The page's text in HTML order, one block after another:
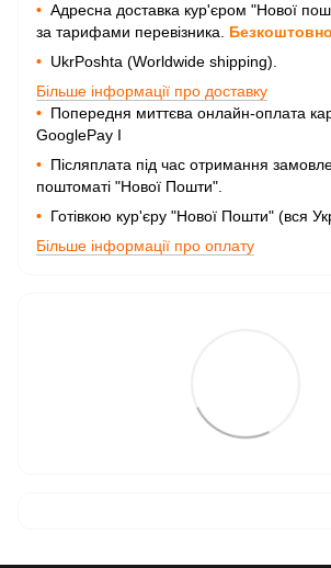
• Адресна доставка кур'єром "Нової
за тарифами перевізника.
• UkrPoshta (Worldwide shipping).
Більше інформації про доставку
• Попередня миттєва онлайн-оплата
GooglePay I
• Післяплата під час отримання
поштоматі "Нової Пошти".
• Готівкою кур'єру "Нової Пошти" (вся
Більше інформації про оплату